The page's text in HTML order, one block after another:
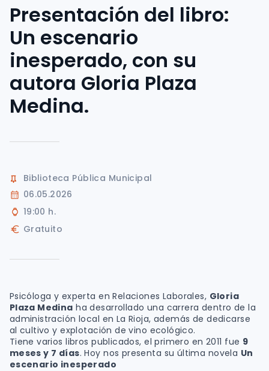
Presentación del libro:
Un escenario
inesperado, con su
autora Gloria Plaza
Medina.
Biblioteca Pública Municipal
06.05.2026
19:00 h.
Gratuito
Psicóloga y experta en Relaciones Laborales, Gloria
Plaza Medina ha desarrollado una carrera dentro de la
administración local en La Rioja, además de dedicarse
al cultivo y explotación de vino ecológico.
Tiene varios libros publicados, el primero en 2011 fue 9
meses y 7 días. Hoy nos presenta su última novela Un
escenario inesperado